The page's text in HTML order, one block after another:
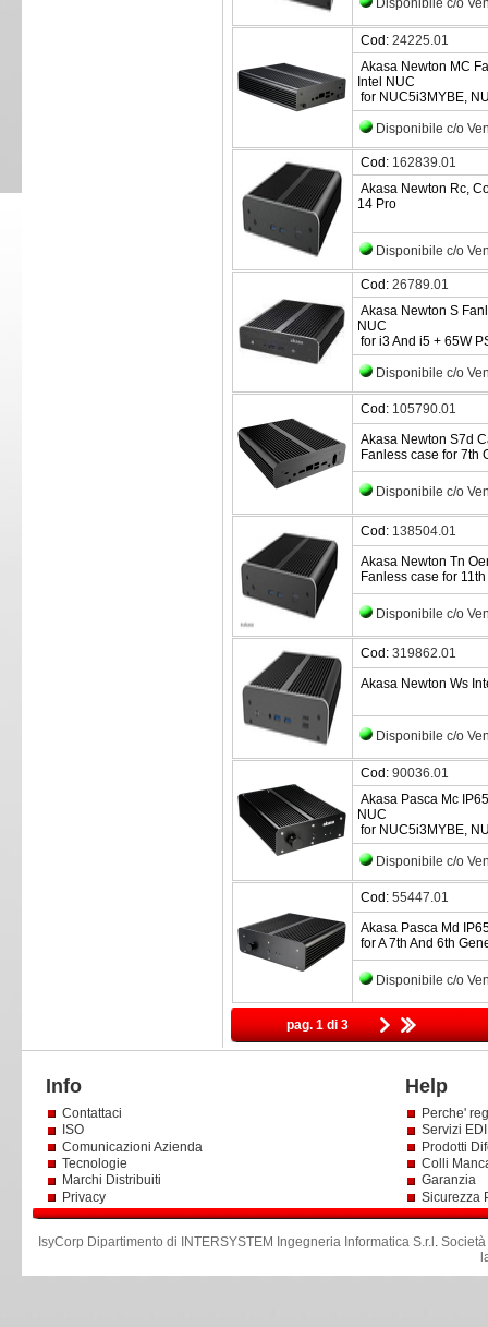
Disponibile c/o
Cod: 24225.01
Akasa Newton MC
Intel NUC
for NUC5i3MYBE,
Disponibile c/o
Cod: 162839.01
Akasa Newton Rc,
14 Pro
Disponibile c/o
Cod: 26789.01
Akasa Newton S
NUC
for i3 And i5 + 65W
Disponibile c/o
Cod: 105790.01
Akasa Newton S7d
Fanless case for 7th
Disponibile c/o
Cod: 138504.01
Akasa Newton Tn
Fanless case for
Disponibile c/o
Cod: 319862.01
Akasa Newton Ws
Disponibile c/o
Cod: 90036.01
Akasa Pasca Mc
NUC
for NUC5i3MYBE,
Disponibile c/o
Cod: 55447.01
Akasa Pasca Md
for A 7th And 6th
Disponibile c/o
pag. 1 di 3
Info Help
Contattaci
ISO
Comunicazioni Azienda
Tecnologie
Marchi Distribuiti
Privacy
Perche'
Servizi
Prodotti
Colli
Garanzia
Sicurezza
IsyCorp Dipartimento di INTERSYSTEM Ingegneria Informatica S.r.l .